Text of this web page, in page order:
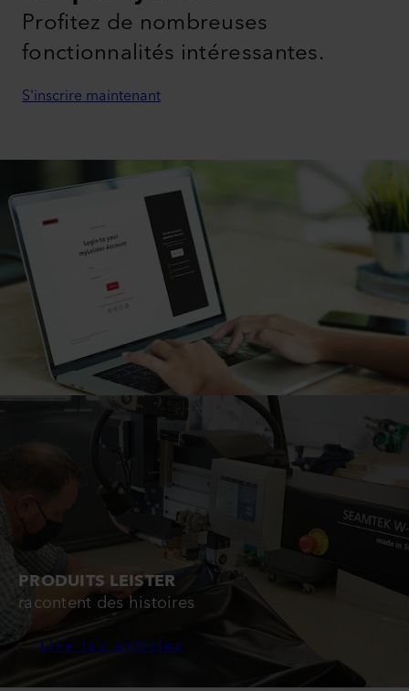
Profitez de nombreuses
fonctionnalités intéressantes.
S'inscrire maintenant
PRODUITS LEISTER
racontent des histoires
Lire les articles